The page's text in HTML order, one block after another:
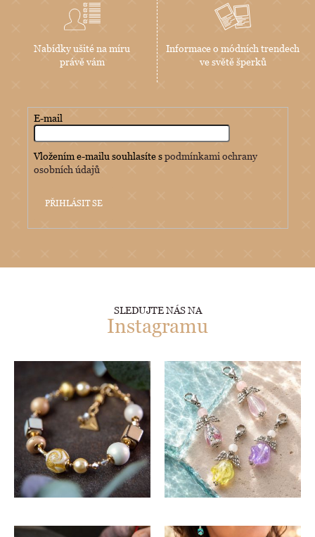
Nabídky ušité na míru
právě vám
Informace o módních trendech
ve světě šperků
E-mail
Vložením e-mailu souhlasíte spodmínkami ochrany
osobních údajů
PŘIHLÁSIT SE
SLEDUJTE NÁS NA
Instagramu